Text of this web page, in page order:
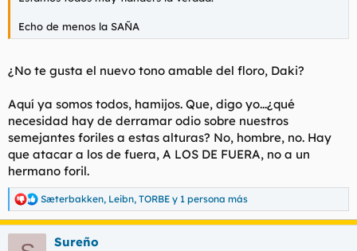
Echo de menos la SAÑA
¿No te gusta el nuevo tono amable del floro, Daki?
Aquí ya somos todos, hamijos. Que, digo yo...¿qué
necesidad hay de derramar odio sobre nuestros
semejantes foriles a estas alturas? No, hombre, no. Hay
que atacar a los de fuera, A LOS DE FUERA, no a un
hermano foril.
R
e
a
Sæterbakken, Leibn, TORBE y 1 persona más
Sureño